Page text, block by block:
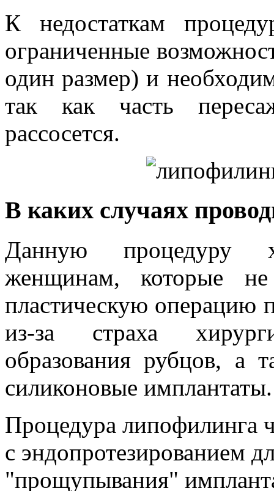
К недостаткам
ограниченные
один размер) и
так как часть
рассосется.
В каких случаях
Данную процедуру
женщинам, которые
пластическую операцию
из-за страха
образования рубцов, а
силиконовые имплантаты.
Процедура липофилинга
с эндопротезированием
"прощупывания"